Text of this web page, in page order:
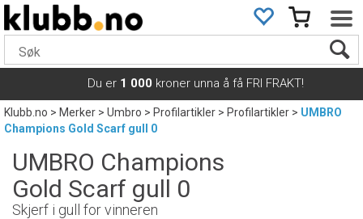
Du er 1 000 kroner unna å få FRI FRAKT!
Klubb.no>Merker>Umbro>Profilartikler>Profilartikler>UMBRO
Champions Gold Scarf gull 0
UMBRO Champions
Gold Scarf gull 0
Skjerf i gull for vinneren